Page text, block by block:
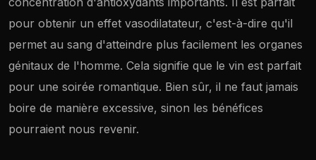
pour obtenir un effet vasodilatateur, c'est-à-dire qu'il
permet au sang d'atteindre plus facilement les organes
génitaux de l'homme. Cela signifie que le vin est parfait
pour une soirée romantique. Bien sûr, il ne faut jamais
boire de manière excessive, sinon les bénéfices
pourraient nous revenir.